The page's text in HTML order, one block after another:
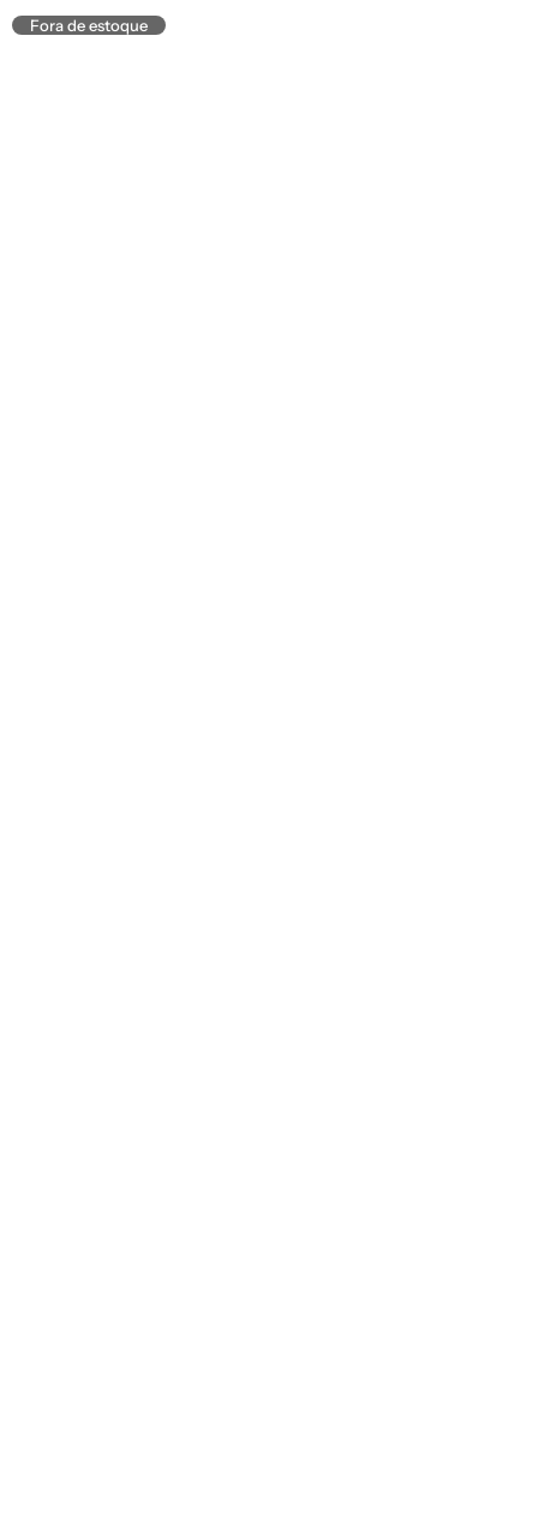
Fora de estoque